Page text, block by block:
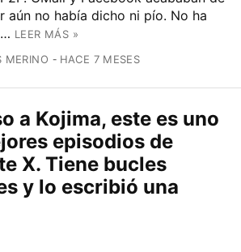
aún no había dicho ni pío. No ha
LEER MÁS »
MERINO HACE 7 MESES
a Kojima, este es uno
episodios de
X. Tiene bucles
y lo escribió una